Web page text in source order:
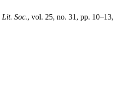
Lit. Soc., vol. 25, no. 31, pp.